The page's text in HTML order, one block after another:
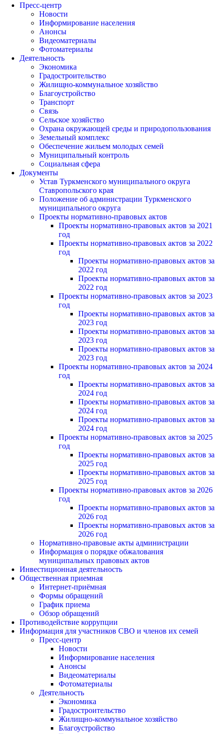
Пресс-центр
Новости
Информирование населения
Анонсы
Видеоматериалы
Фотоматериалы
Деятельность
Экономика
Градостроительство
Жилищно-коммунальное хозяйство
Благоустройство
Транспорт
Связь
Сельское хозяйство
Охрана окружающей среды и природопользования
Земельный комплекс
Обеспечение жильем молодых семей
Муниципальный контроль
Социальная сфера
Документы
Устав Туркменского муниципального округа
Ставропольского края
Положение об администрации Туркменского
муниципального округа
Проекты нормативно-правовых актов
Проекты нормативно-правовых актов за 2021
год
Проекты нормативно-правовых актов за 2022
год
Проекты нормативно-правовых актов за
2022 год
Проекты нормативно-правовых актов за
2022 год
Проекты нормативно-правовых актов за 2023
год
Проекты нормативно-правовых актов за
2023 год
Проекты нормативно-правовых актов за
2023 год
Проекты нормативно-правовых актов за
2023 год
Проекты нормативно-правовых актов за 2024
год
Проекты нормативно-правовых актов за
2024 год
Проекты нормативно-правовых актов за
2024 год
Проекты нормативно-правовых актов за
2024 год
Проекты нормативно-правовых актов за 2025
год
Проекты нормативно-правовых актов за
2025 год
Проекты нормативно-правовых актов за
2025 год
Проекты нормативно-правовых актов за 2026
год
Проекты нормативно-правовых актов за
2026 год
Проекты нормативно-правовых актов за
2026 год
Нормативно-правовые акты администрации
Информация о порядке обжалования
муниципальных правовых актов
Инвестиционная деятельность
Общественная приемная
Интернет-приёмная
Формы обращений
График приема
Обзор обращений
Противодействие коррупции
Информация для участников СВО и членов их семей
Пресс-центр
Новости
Информирование населения
Анонсы
Видеоматериалы
Фотоматериалы
Деятельность
Экономика
Градостроительство
Жилищно-коммунальное хозяйство
Благоустройство